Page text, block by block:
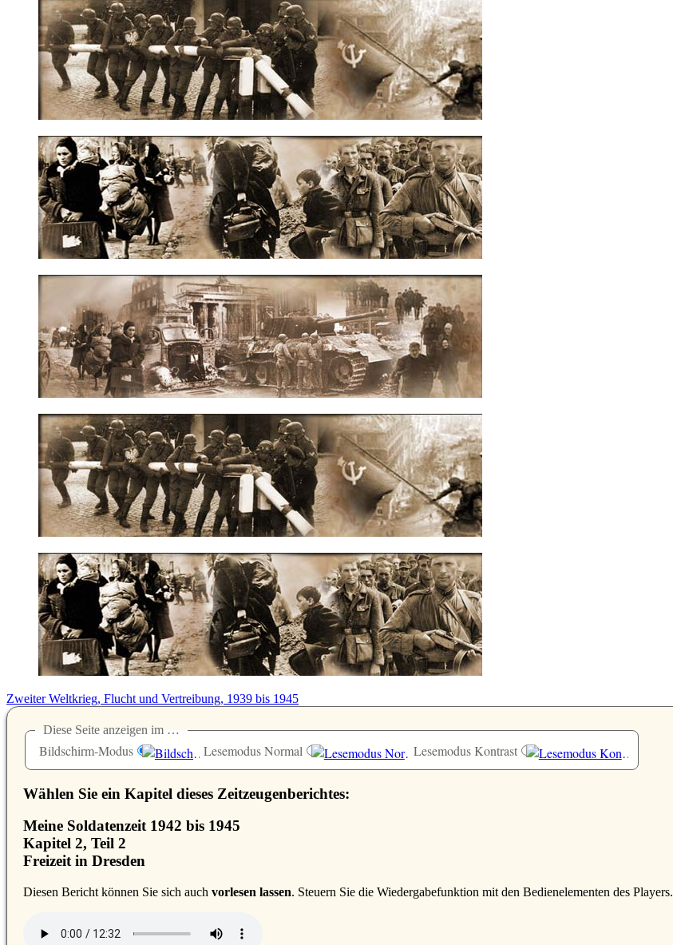
Zweiter Weltkrieg, Flucht und Vertreibung, 1939 bis 1945
Diese Seite anzeigen im …
Bildschirm-Modus Lesemodus Normal Lesemodus Kontrast
Wählen Sie ein Kapitel dieses Zeitzeugenberichtes:
Meine Soldatenzeit 1942 bis 1945
Kapitel 2, Teil 2
Freizeit in Dresden
Diesen Bericht können Sie sich auch vorlesen lassen. Steuern Sie die Wiedergabefunktion mit den Bedienelementen des Players.